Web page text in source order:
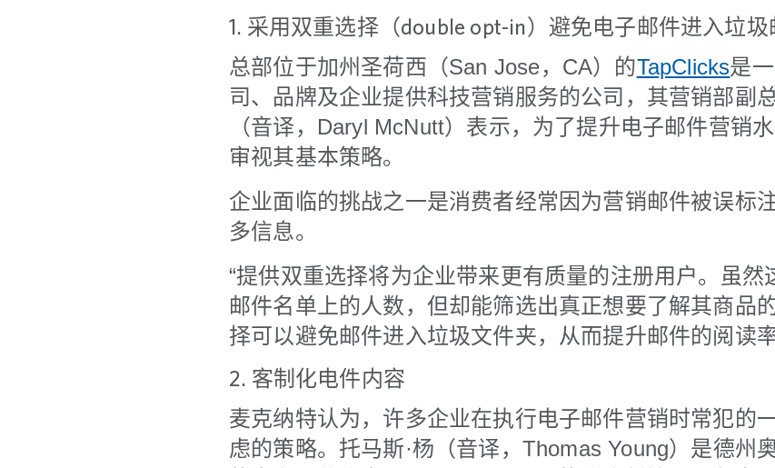
1. 采用双重选择（double opt-in）避免电子邮件进入垃圾
总部位于加州圣荷西（San Jose，CA）的TapClicks是
司、品牌及企业提供科技营销服务的公司，其营销部副
（音译，Daryl McNutt）表示，为了提升电子邮件营销
审视其基本策略。
企业面临的挑战之一是消费者经常因为营销邮件被误标
多信息。
“提供双重选择将为企业带来更有质量的注册用户。虽然
邮件名单上的人数，但却能筛选出真正想要了解其商品
择可以避免邮件进入垃圾文件夹，从而提升邮件的阅读
2. 客制化电件内容
麦克纳特认为，许多企业在执行电子邮件营销时常犯的
虑的策略。托马斯·杨（音译，Thomas Young）是德州